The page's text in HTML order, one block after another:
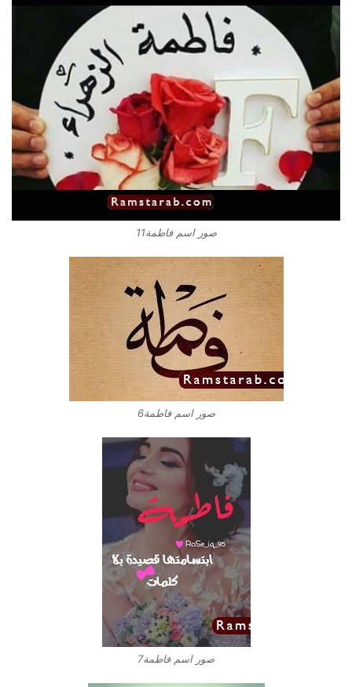
صور اسم فاطمة11
صور اسم فاطمة6
صور اسم فاطمة7